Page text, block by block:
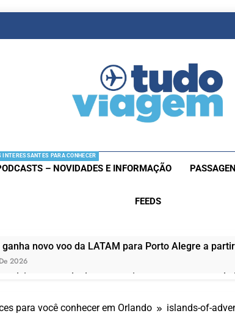
INTERESSANTES PARA CONHECER
– NOVIDADES E INFORMAÇÃO
FEEDS
ganha novo voo da LATAM para Porto Alegre a
2026
recorde de passageiros nos aeroportos da
Campinas fortalece atuação nos segmentos de
para você conhecer em Orlando islands-of-